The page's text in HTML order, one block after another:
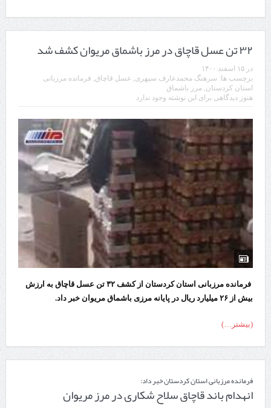
۳۲ تن عسل قاچاق در مرز باشماق مریوان کشف شد
در ۱۵ اسفند ۱۴۰۰
برچسب ها: سرهنگ محمدعارف سپهری عسل قاچاق فرمانده مرزبانی
استان کردستان مرز باشماق
هنوز دیدگاهی برای این نوشته وجود ندارد
فرمانده مرزبانی استان کردستان از کشف ۳۲ تن عسل قاچاق به ارزش
بیش از ۲۶ میلیارد ریال در پایانه مرزی باشماق مریوان خبر داد.
(بیشتر…)
فرمانده مرزبانی استان کردستان خبر داد:
انهدام باند قاچاق سلاح شکاری در مرز مريوان